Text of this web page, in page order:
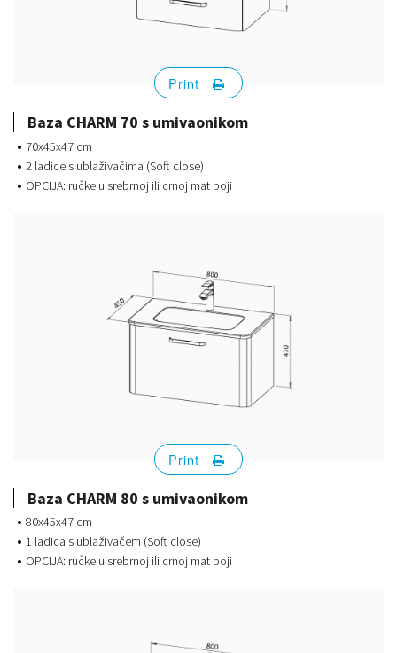
Baza CHARM 70 s umivaonikom
70x45x47 cm
2 ladice s ublaživačima (Soft close)
OPCIJA: ručke u srebrnoj ili crnoj mat boji
Print
Baza CHARM 80 s umivaonikom
80x45x47 cm
1 ladica s ublaživačem (Soft close)
OPCIJA: ručke u srebrnoj ili crnoj mat boji
Print